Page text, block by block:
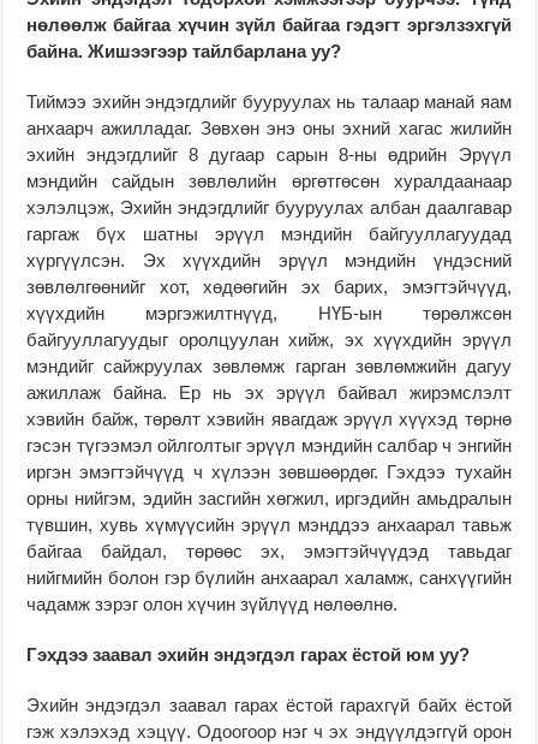
нөлөөлж байгаа хүчин зүйл байгаа гэдэгт эргэлзэхгүй
байна. Жишээгээр тайлбарлана уу?
Тиймээ эхийн эндэгдлийг бууруулах нь талаар манай яам
анхаарч ажилладаг. Зөвхөн энэ оны эхний хагас жилийн
эхийн эндэгдлийг 8 дугаар сарын 8-ны өдрийн Эрүүл
мэндийн сайдын зөвлөлийн өргөтгөсөн хуралдаанаар
хэлэлцэж, Эхийн эндэгдлийг бууруулах албан даалгавар
гаргаж бүх шатны эрүүл мэндийн байгууллагуудад
хүргүүлсэн. Эх хүүхдийн эрүүл мэндийн үндэсний
зөвлөлгөөнийг хот, хөдөөгийн эх барих, эмэгтэйчүүд,
хүүхдийн мэргэжилтнүүд, НҮБ-ын төрөлжсөн
байгууллагуудыг оролцуулан хийж, эх хүүхдийн эрүүл
мэндийг сайжруулах зөвлөмж гарган зөвлөмжийн дагуу
ажиллаж байна. Ер нь эх эрүүл байвал жирэмслэлт
хэвийн байж, төрөлт хэвийн явагдаж эрүүл хүүхэд төрнө
гэсэн түгээмэл ойлголтыг эрүүл мэндийн салбар ч энгийн
иргэн эмэгтэйчүүд ч хүлээн зөвшөөрдөг. Гэхдээ тухайн
орны нийгэм, эдийн засгийн хөгжил, иргэдийн амьдралын
түвшин, хувь хүмүүсийн эрүүл мэнддээ анхаарал тавьж
байгаа байдал, төрөөс эх, эмэгтэйчүүдэд тавьдаг
нийгмийн болон гэр бүлийн анхаарал халамж, санхүүгийн
чадамж зэрэг олон хүчин зүйлүүд нөлөөлнө.
Гэхдээ заавал эхийн эндэгдэл гарах ёстой юм уу?
Эхийн эндэгдэл заавал гарах ёстой гарахгүй байх ёстой
гэж хэлэхэд хэцүү. Одоогоор нэг ч эх эндүүлдэггүй орон